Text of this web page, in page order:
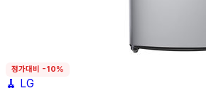
정가대비 -10%
🧹 LG